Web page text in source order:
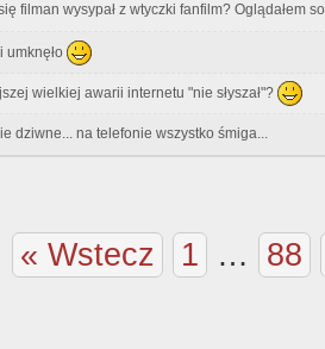
filman wysypał z wtyczki fanfilm? Oglądałem
umknęło
wielkiej awarii internetu "nie słyszał"?
dziwne... na telefonie wszystko śmiga...
« Wstecz 1 … 88